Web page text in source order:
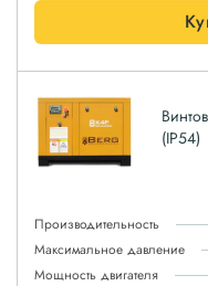
(IP54)
Производительность
Максимальное давление
Мощность двигателя